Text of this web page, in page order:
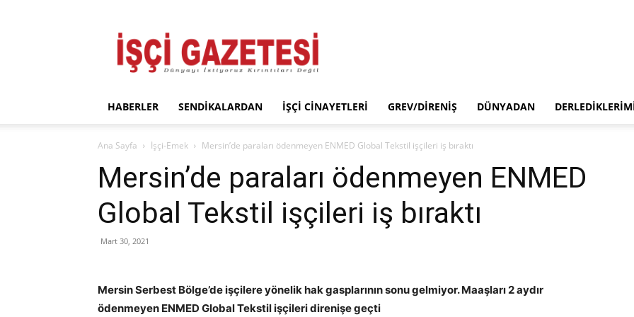
Gazetesi
HABERLER SENDIKALARDAN İŞÇI CINAYETLERI GREV/DIRENIŞ DÜNYADAN
Ana Sayfa İşçi-Emek Mersin’de paraları ödenmeyen ENMED Global Tekstil işçileri iş bıraktı
Mersin’de paraları ödenmeyen ENMED
Global Tekstil işçileri iş bıraktı
Mart 30, 2021
Mersin Serbest Bölge’de işçilere yönelik hak gasplarının sonu gelmiyor. Maaşları 2 aydır
ödenmeyen ENMED Global Tekstil işçileri direnişe geçti